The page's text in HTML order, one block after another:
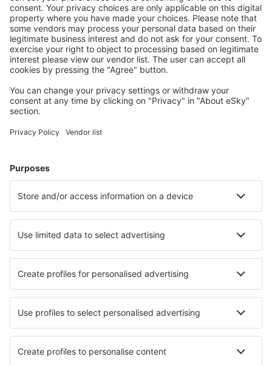
14:55 13:05 16h 10min detaily
Návrat
24 lis (úte) BKK - PRG 1 přestup
Cena za osobu tam a zpět:
18838CZK
1 Prohlédněte si akce
Odlet
24 lis (úte) BKK - PRG 1 přestup